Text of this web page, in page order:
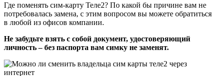
Где поменять сим-карту Теле2? По какой бы причине вам не
потребовалась замена, с этим вопросом вы можете обратиться
в любой из офисов компании.
Не забудьте взять с собой документ, удостоверяющий
личность – без паспорта вам симку не заменят.